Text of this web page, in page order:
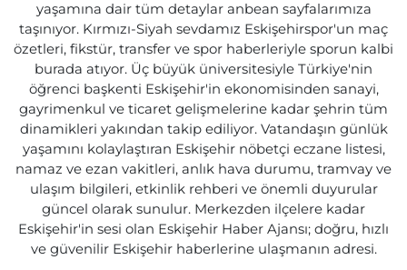
yaşamına dair tüm detaylar anbean sayfalarımıza
taşınıyor. Kırmızı-Siyah sevdamız Eskişehirspor'un maç
özetleri, fikstür, transfer ve spor haberleriyle sporun kalbi
burada atıyor. Üç büyük üniversitesiyle Türkiye'nin
öğrenci başkenti Eskişehir'in ekonomisinden sanayi,
gayrimenkul ve ticaret gelişmelerine kadar şehrin tüm
dinamikleri yakından takip ediliyor. Vatandaşın günlük
yaşamını kolaylaştıran Eskişehir nöbetçi eczane listesi,
namaz ve ezan vakitleri, anlık hava durumu, tramvay ve
ulaşım bilgileri, etkinlik rehberi ve önemli duyurular
güncel olarak sunulur. Merkezden ilçelere kadar
Eskişehir'in sesi olan Eskişehir Haber Ajansı; doğru, hızlı
ve güvenilir Eskişehir haberlerine ulaşmanın adresi.